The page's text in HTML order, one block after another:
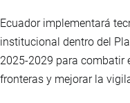
VENTAS
Ecuador implementará
institucional dentro del
2025-2029 para combatir
fronteras y mejorar la